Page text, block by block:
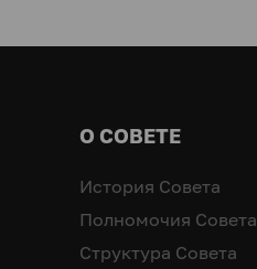
О СОВЕТЕ
История Совета
Полномочия Совета
Структура Совета